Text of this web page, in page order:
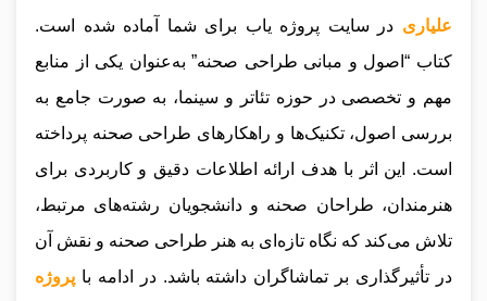
علیاری در سایت پروژه یاب برای شما آماده شده است.
کتاب “اصول و مبانی طراحی صحنه” به‌عنوان یکی از منابع
مهم و تخصصی در حوزه تئاتر و سینما، به صورت جامع به
بررسی اصول، تکنیک‌ها و راهکارهای طراحی صحنه پرداخته
است. این اثر با هدف ارائه اطلاعات دقیق و کاربردی برای
هنرمندان، طراحان صحنه و دانشجویان رشته‌های مرتبط،
تلاش می‌کند که نگاه تازه‌ای به هنر طراحی صحنه و نقش آن
در تأثیرگذاری بر تماشاگران داشته باشد. در ادامه با پروژه